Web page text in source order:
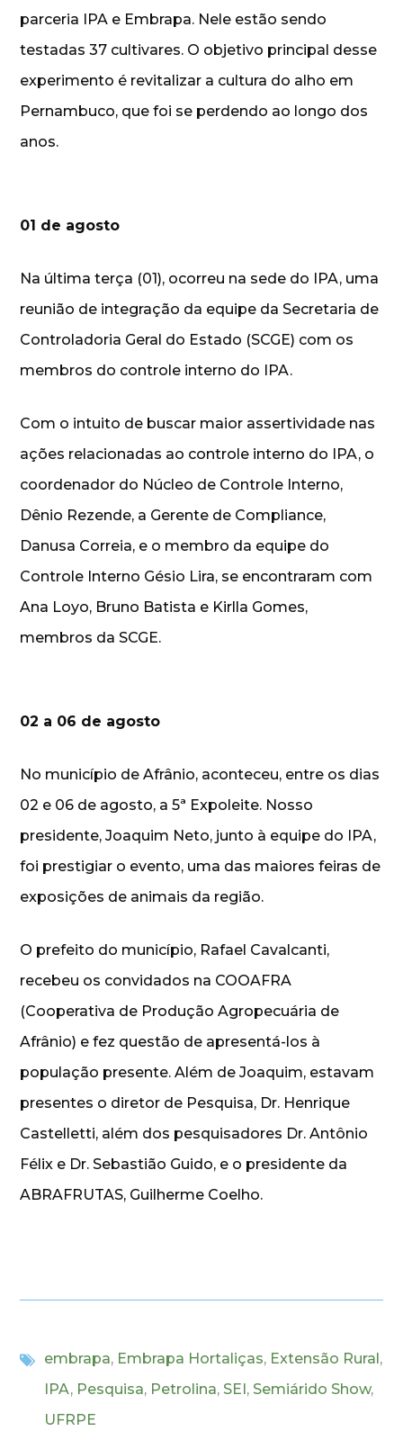
parceria IPA e Embrapa. Nele estão sendo
testadas 37 cultivares. O objetivo principal desse
experimento é revitalizar a cultura do alho em
Pernambuco, que foi se perdendo ao longo dos
anos.
01 de agosto
Na última terça (01), ocorreu na sede do IPA, uma
reunião de integração da equipe da Secretaria de
Controladoria Geral do Estado (SCGE) com os
membros do controle interno do IPA.
Com o intuito de buscar maior assertividade nas
ações relacionadas ao controle interno do IPA, o
coordenador do Núcleo de Controle Interno,
Dênio Rezende, a Gerente de Compliance,
Danusa Correia, e o membro da equipe do
Controle Interno Gésio Lira, se encontraram com
Ana Loyo, Bruno Batista e Kirlla Gomes,
membros da SCGE.
02 a 06 de agosto
No município de Afrânio, aconteceu, entre os dias
02 e 06 de agosto, a 5ª Expoleite. Nosso
presidente, Joaquim Neto, junto à equipe do IPA,
foi prestigiar o evento, uma das maiores feiras de
exposições de animais da região.
O prefeito do município, Rafael Cavalcanti,
recebeu os convidados na COOAFRA
(Cooperativa de Produção Agropecuária de
Afrânio) e fez questão de apresentá-los à
população presente. Além de Joaquim, estavam
presentes o diretor de Pesquisa, Dr. Henrique
Castelletti, além dos pesquisadores Dr. Antônio
Félix e Dr. Sebastião Guido, e o presidente da
ABRAFRUTAS, Guilherme Coelho.
embrapa, Embrapa Hortaliças, Extensão Rural ,
IPA, Pesquisa, Petrolina, SEI , Semiárido Show,
UFRPE